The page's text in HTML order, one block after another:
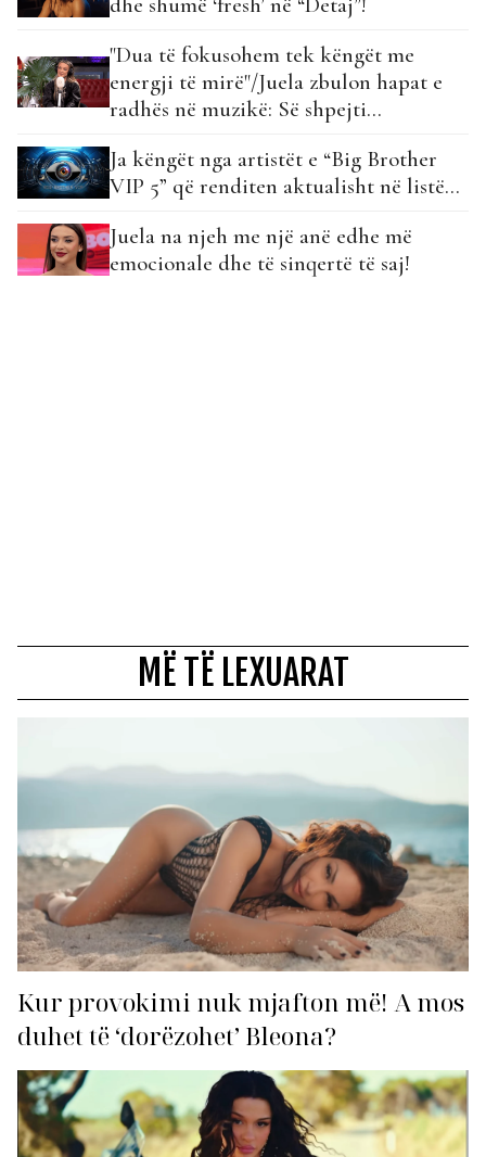
"Dua të fokusohem tek këngët me
energji të mirë"/Juela zbulon hapat e
radhës në muzikë: Së shpejti
Ja këngët nga artistët e “Big Brother
VIP 5” që renditen aktualisht në listë…
Juela na njeh me një anë edhe më
emocionale dhe të sinqertë të saj!
MË TË LEXUARAT
Kur provokimi nuk mjafton më! A mos
duhet të ‘dorëzohet’ Bleona?